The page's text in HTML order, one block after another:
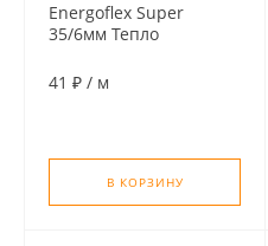
Energoflex Super
35/6мм Тепло
2м)
41 ₽ / м
В КОРЗИНУ